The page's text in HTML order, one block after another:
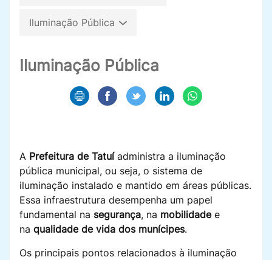
Iluminação Pública
Iluminação Pública
A Prefeitura de Tatuíadministra a iluminação
pública municipal, ou seja, o sistema de
iluminação instalado e mantido em áreas públicas.
Essa infraestrutura desempenha um papel
fundamental na segurança, na mobilidadee
na qualidade de vida dos munícipes.
Os principais pontos relacionados à iluminação